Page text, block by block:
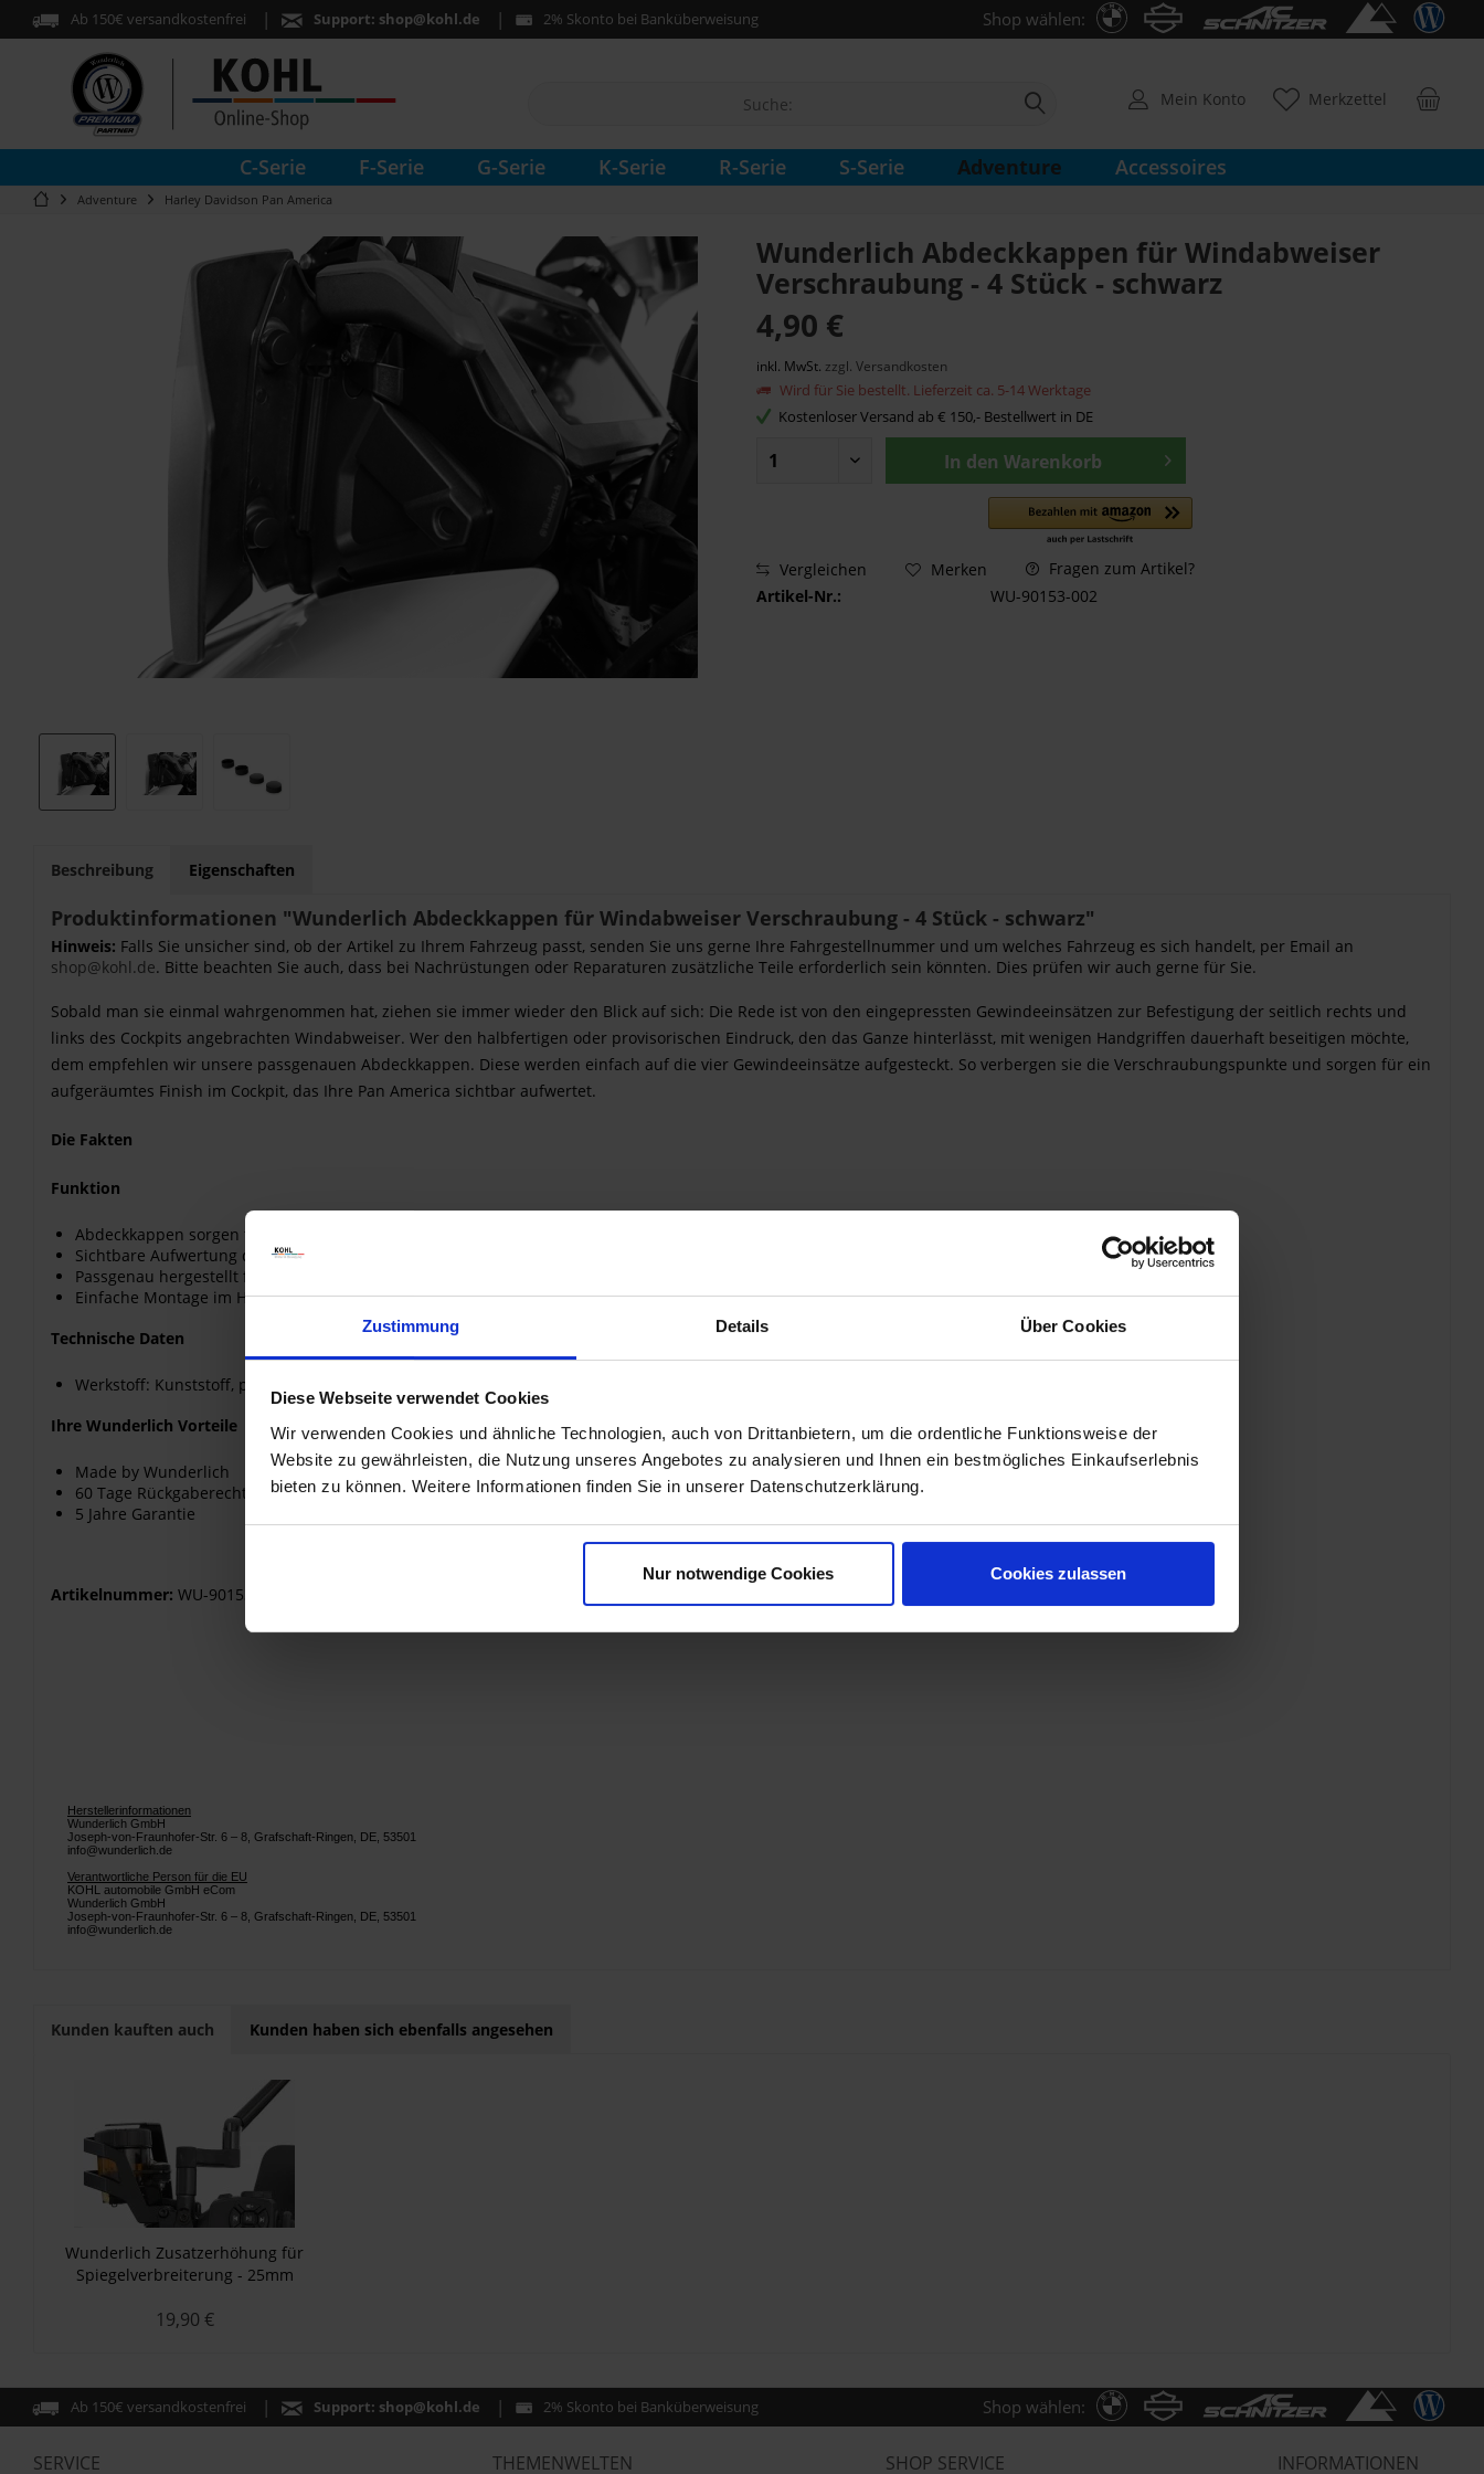
Zustimmung Details Über Cookies
Diese Webseite verwendet Cookies
Wir verwenden Cookies und ähnliche Technologien, auch von Drittanbietern, um die ordentliche Funktionsweise der
Website zu gewährleisten, die Nutzung unseres Angebotes zu analysieren und Ihnen ein bestmögliches Einkaufserlebnis
bieten zu können. Weitere Informationen finden Sie in unserer Datenschutzerklärung.
Nur notwendige Cookies Cookies zulassen
Ab 150€ versandkostenfrei Support: shop@kohl.de 2% Skonto bei Banküberweisung Shop wählen:
Merkzettel
Mein Konto
C-Serie F-Serie G-Serie K-Serie R-Serie S-Serie Adventure Accessoires
Adventure Harley Davidson Pan America
Wunderlich Abdeckkappen für Windabweiser
Verschraubung - 4 Stück - schwarz
4,90 €
inkl. MwSt. zzgl. Versandkosten
Wird für Sie bestellt. Lieferzeit ca. 5-14 Werktage
Kostenloser Versand ab € 150,- Bestellwert in DE
In den Warenkorb
Vergleichen Merken
Fragen zum Artikel?
Artikel-Nr.:
WU-90153-002
Beschreibung Eigenschaften
Produktinformationen "Wunderlich Abdeckkappen für Windabweiser Verschraubung - 4 Stück - schwarz"
Hinweis: Falls Sie unsicher sind, ob der Artikel zu Ihrem Fahrzeug passt, senden Sie uns gerne Ihre Fahrgestellnummer und um welches Fahrzeug es sich handelt, per Email an
shop@kohl.de. Bitte beachten Sie auch, dass bei Nachrüstungen oder Reparaturen zusätzliche Teile erforderlich sein könnten. Dies prüfen wir auch gerne für Sie.
Sobald man sie einmal wahrgenommen hat, ziehen sie immer wieder den Blick auf sich: Die Rede ist von den eingepressten Gewindeeinsätzen zur Befestigung der seitlich rechts und
links des Cockpits angebrachten Windabweiser. Wer den halbfertigen oder provisorischen Eindruck, den das Ganze hinterlässt, mit wenigen Handgriffen dauerhaft beseitigen möchte,
dem empfehlen wir unsere passgenauen Abdeckkappen. Diese werden einfach auf die vier Gewindeeinsätze aufgesteckt. So verbergen sie die Verschraubungspunkte und sorgen für ein
aufgeräumtes Finish im Cockpit, das Ihre Pan America sichtbar aufwertet.
Die Fakten
Funktion
Abdeckkappen sorgen für eine sauberes Finish des Cockpits
Sichtbare Aufwertung des Cockpits
Passgenau hergestellt für festen Sitz
Einfache Montage im Handumdrehen ohne Werkzeug
Technische Daten
Werkstoff: Kunststoff, passgenau gespritzt, schwarz durchgefärbt
Ihre Wunderlich Vorteile
Made by Wunderlich
60 Tage Rückgaberecht – Testen ohne Risiko!
5 Jahre Garantie
Artikelnummer: WU-90153-002
Herstellerinformationen
Wunderlich GmbH
Joseph-von-Fraunhofer-Str. 6 – 8, Grafschaft-Ringen, DE, 53501
info@wunderlich.de
Verantwortliche Person für die EU
KOHL automobile GmbH eCom
Wunderlich GmbH
Joseph-von-Fraunhofer-Str. 6 – 8, Grafschaft-Ringen, DE, 53501
info@wunderlich.de
Kunden kauften auch Kunden haben sich ebenfalls angesehen
Wunderlich Zusatzerhöhung für
Spiegelverbreiterung - 25mm
19,90 €
Ab 150€ versandkostenfrei Support: shop@kohl.de 2% Skonto bei Banküberweisung Shop wählen:
SERVICE THEMENWELTEN SHOP SERVICE INFORMATIONEN